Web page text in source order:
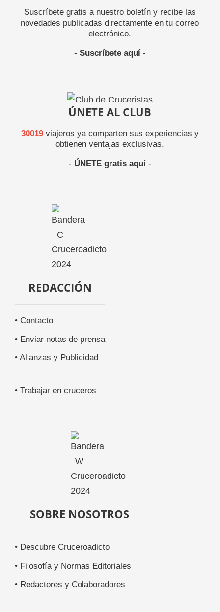
Suscríbete gratis a nuestro boletín y recibe las
novedades publicadas directamente en tu correo
electrónico.
- Suscríbete aquí-
ÚNETE AL CLUB
30019viajeros ya comparten sus experiencias y
obtienen ventajas exclusivas.
- ÚNETE gratis aquí-
REDACCIÓN
• Contacto
• Enviar notas de prensa
• Alianzas y Publicidad
• Trabajar en cruceros
SOBRE NOSOTROS
• Descubre Cruceroadicto
• Filosofía y Normas Editoriales
• Redactores y Colaboradores